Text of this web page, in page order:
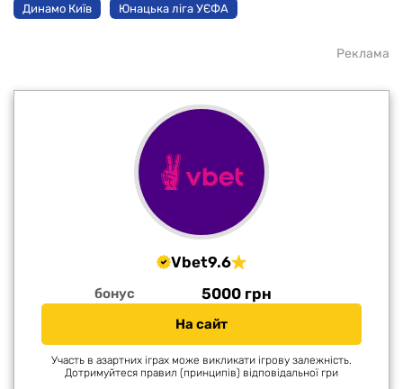
Динамо Київ Юнацька ліга УЄФА
Реклама
Vbet9.6
бонус 5000 грн
На сайт
Участь в азартних іграх може викликати ігрову залежність.
Дотримуйтеся правил (принципів) відповідальної гри